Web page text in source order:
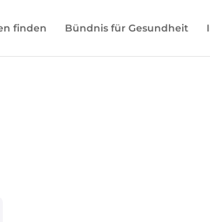
finden Bündnis für Gesundheit